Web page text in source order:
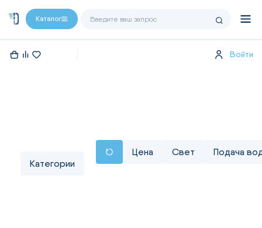
Каталог
Войти
Категории
Цена Свет Подача